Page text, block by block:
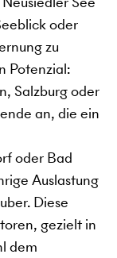
oder
zu
Potenzial:
Salzburg oder
an, die ein
oder Bad
Auslastung
Diese
gezielt in
dem